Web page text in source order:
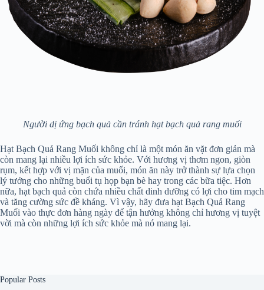
Người dị ứng bạch quả cần tránh hạt bạch quả rang muối
Hạt Bạch Quả Rang Muối không chỉ là một món ăn vặt đơn giản mà
còn mang lại nhiều lợi ích sức khỏe. Với hương vị thơm ngon, giòn
rụm, kết hợp với vị mặn của muối, món ăn này trở thành sự lựa chọn
lý tưởng cho những buổi tụ họp bạn bè hay trong các bữa tiệc. Hơn
nữa, hạt bạch quả còn chứa nhiều chất dinh dưỡng có lợi cho tim mạch
và tăng cường sức đề kháng. Vì vậy, hãy đưa hạt Bạch Quả Rang
Muối vào thực đơn hàng ngày để tận hưởng không chỉ hương vị tuyệt
vời mà còn những lợi ích sức khỏe mà nó mang lại.
Popular Posts